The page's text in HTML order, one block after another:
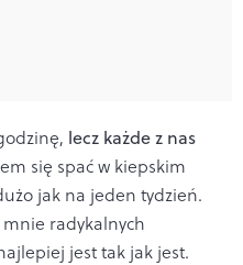
lecz każde z nas
się spać w kiepskim
jak na jeden tydzień.
radykalnych
jest tak jak jest.